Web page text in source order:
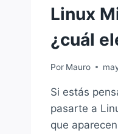
Linux
¿cuál
Por Mauro
Si estás
pasarte a
que